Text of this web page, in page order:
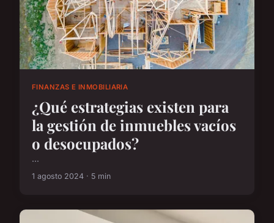
FINANZAS E INMOBILIARIA
¿Qué estrategias existen para
la gestión de inmuebles vacíos
o desocupados?
...
1 agosto 2024 · 5 min